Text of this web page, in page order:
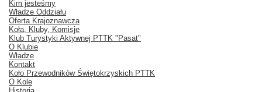
Kim jesteśmy
Władze Oddziału
Oferta Krajoznawcza
Koła, Kluby, Komisje
Klub Turystyki Aktywnej PTTK "Pasat"
O Klubie
Władze
Kontakt
Koło Przewodników Świętokrzyskich PTTK
O Kole